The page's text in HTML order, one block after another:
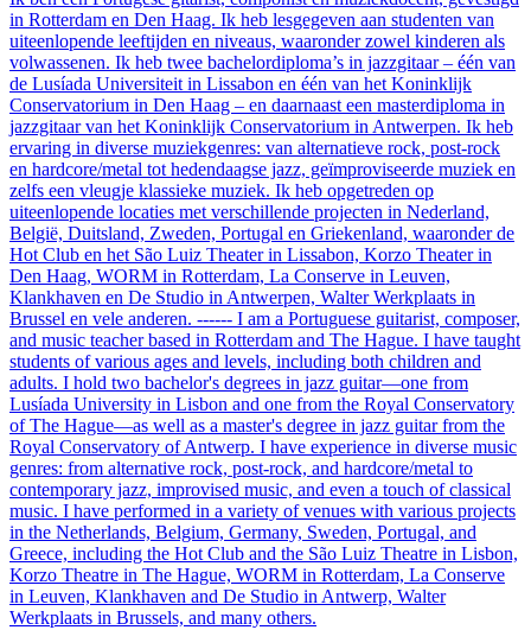
in Rotterdam en Den Haag. Ik heb lesgegeven aan studenten van
uiteenlopende leeftijden en niveaus, waaronder zowel kinderen als
volwassenen. Ik heb twee bachelordiploma’s in jazzgitaar – één van
de Lusíada Universiteit in Lissabon en één van het Koninklijk
Conservatorium in Den Haag – en daarnaast een masterdiploma in
jazzgitaar van het Koninklijk Conservatorium in Antwerpen. Ik heb
ervaring in diverse muziekgenres: van alternatieve rock, post-rock
en hardcore/metal tot hedendaagse jazz, geïmproviseerde muziek en
zelfs een vleugje klassieke muziek. Ik heb opgetreden op
uiteenlopende locaties met verschillende projecten in Nederland,
België, Duitsland, Zweden, Portugal en Griekenland, waaronder de
Hot Club en het São Luiz Theater in Lissabon, Korzo Theater in
Den Haag, WORM in Rotterdam, La Conserve in Leuven,
Klankhaven en De Studio in Antwerpen, Walter Werkplaats in
Brussel en vele anderen. ------ I am a Portuguese guitarist, composer,
and music teacher based in Rotterdam and The Hague. I have taught
students of various ages and levels, including both children and
adults. I hold two bachelor's degrees in jazz guitar—one from
Lusíada University in Lisbon and one from the Royal Conservatory
of The Hague—as well as a master's degree in jazz guitar from the
Royal Conservatory of Antwerp. I have experience in diverse music
genres: from alternative rock, post-rock, and hardcore/metal to
contemporary jazz, improvised music, and even a touch of classical
music. I have performed in a variety of venues with various projects
in the Netherlands, Belgium, Germany, Sweden, Portugal, and
Greece, including the Hot Club and the São Luiz Theatre in Lisbon,
Korzo Theatre in The Hague, WORM in Rotterdam, La Conserve
in Leuven, Klankhaven and De Studio in Antwerp, Walter
Werkplaats in Brussels, and many others.